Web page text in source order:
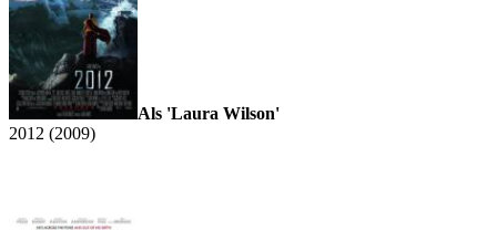
Als 'Laura Wilson'
2012 (2009)